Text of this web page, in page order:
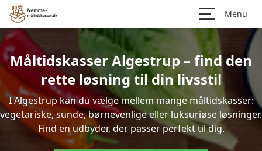
Menu
Måltidskasser Algestrup – find den
rette løsning til din livsstil
I Algestrup kan du vælge mellem mange måltidskasser:
vegetariske, sunde, børnevenlige eller luksuriøse løsninger.
Find en udbyder, der passer perfekt til dig.